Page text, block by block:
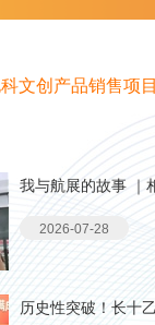
创产品销售项目
我与航展的故事 ｜
2026-07-28
历史性突破！长十